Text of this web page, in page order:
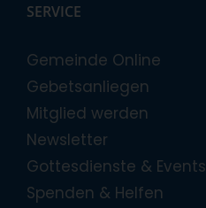
SERVICE
Gemeinde Online
Gebetsanliegen
Mitglied werden
Newsletter
Gottesdienste & Events
Spenden & Helfen